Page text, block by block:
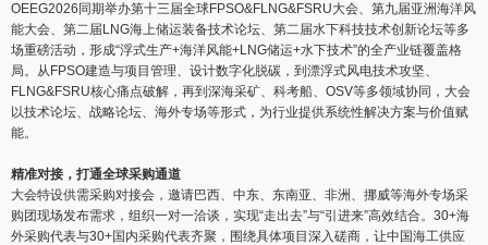
OEEG2026同期举办第十三届全球FPSO&FLNG&FSRU大会、第九届亚洲海洋风
能大会、第二届LNG海上储运装备技术论坛、第二届水下科技技术创新论坛等多
场重磅活动，形成“浮式生产+海洋风能+LNG储运+水下技术”的全产业链覆盖格
局。从FPSO建造与项目管理、设计数字化脱碳，到漂浮式风电技术攻坚、
FLNG&FSRU核心痛点破解，再到深海采矿、科考船、OSV等多领域协同，大会
以技术论坛、战略论坛、海外专场等形式，为行业提供系统性解决方案与价值赋
能。
精准对接，打通全球采购通道
大会特设供需采购对接会，邀请巴西、中东、东南亚、非洲、挪威等海外专场采
购团现场发布需求，组织一对一洽谈，实现“走出去”与“引进来”高效结合。30+海
外采购代表与30+国内采购代表齐聚，围绕具体项目深入磋商，让中国海工供应